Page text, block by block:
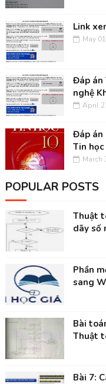
Link
May
Đáp án
nghệ
April
Đáp án
Tin học
March
POPULAR POSTS
Thuật
dãy số
Phần
sang
Bài
Thuật
Bài 7: